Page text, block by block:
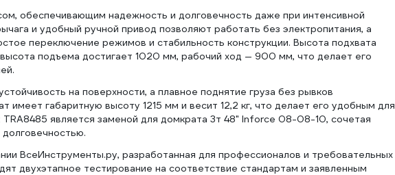
обеспечивающим надежность и долговечность даже при интенсивной
и удобный ручной привод позволяют работать без электропитания, а
переключение режимов и стабильность конструкции. Высота подхвата
подъема достигает 1020 мм, рабочий ход — 900 мм, что делает его
на поверхности, а плавное поднятие груза без рывков
имеет габаритную высоту 1215 мм и весит 12,2 кг, что делает его удобным для
является заменой для домкрата 3т 48" Inforce 08-08-10, сочетая
ВсеИнструменты.ру, разработанная для профессионалов и требовательных
двухэтапное тестирование на соответствие стандартам и заявленным